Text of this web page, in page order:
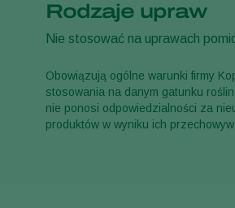
Rodzaje upraw
Nie stosować na uprawach
Obowiązują ogólne warunki firmy
stosowania na danym gatunku
nie ponosi odpowiedzialności za
produktów w wyniku ich